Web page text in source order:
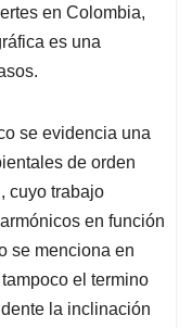
en Colombia,
es una
se evidencia una
de orden
cuyo trabajo
en función
se menciona en
el termino
la inclinación